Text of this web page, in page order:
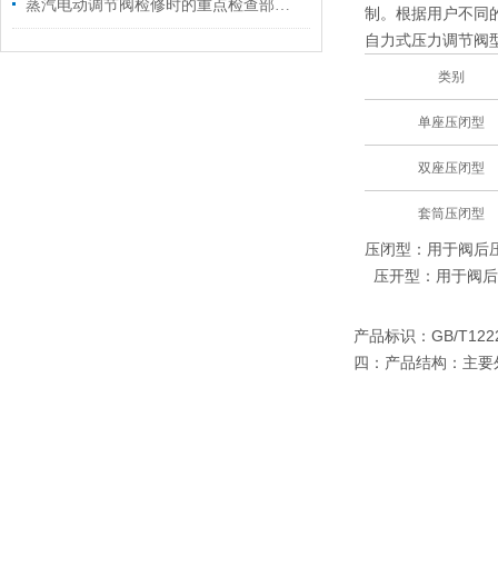
蒸汽电动调节阀检修时的重点检查部位有哪些?
制。根据用户不同
自力式压力调节阀
类别
单座压闭型
双座压闭型
套筒压闭型
压闭型：用于阀后
压开型：用于阀
产品标识：GB/
四：产品结构：主